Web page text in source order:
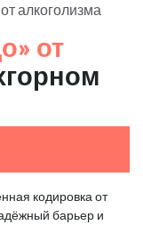
алкоголизма
от
кодировка от
барьер и